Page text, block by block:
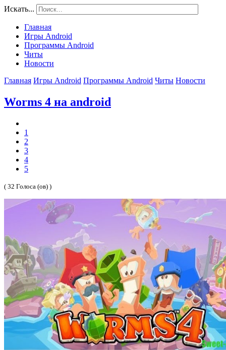
Искать...
Главная
Игры Android
Программы Android
Читы
Новости
Главная Игры Android Программы Android Читы Новости
Worms 4 на android
1
2
3
4
5
( 32 Голоса (ов) )